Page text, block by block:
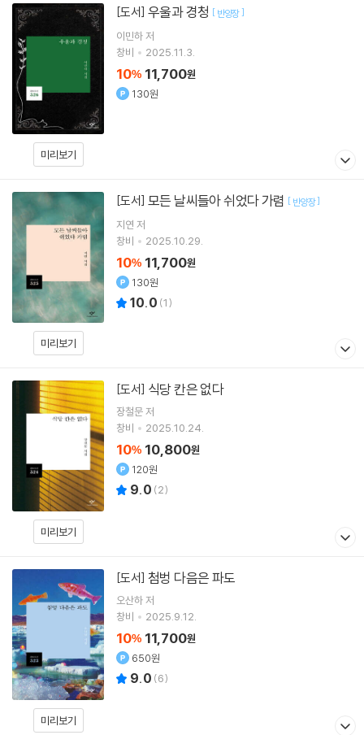
미리보기
[도서] 우울과 경청 [ 반양장]
이민하저
창비
2025.11.3.
10% 11,700원
130원
미리보기
[도서] 모든 날씨들아 쉬었다 가렴 [ 반양장]
지연 저
창비
2025.10.29.
10% 11,700원
130원
10.0 (1)
미리보기
[도서] 식당 칸은 없다
장철문저
창비
2025.10.24.
10% 10,800원
120원
9.0 (2)
미리보기
[도서] 첨벙 다음은 파도
오산하저
창비
2025.9.12.
10% 11,700원
650원
9.0 (6)